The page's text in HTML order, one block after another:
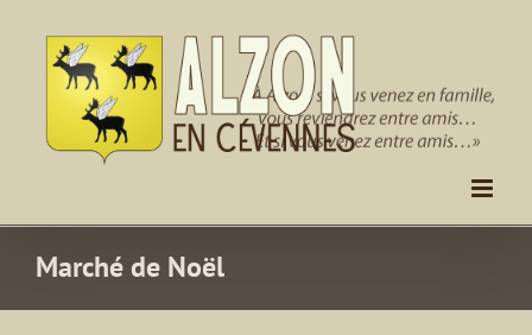
contenu
Marché de Noël